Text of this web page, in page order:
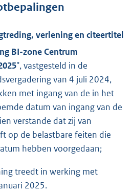
verlening en citeertitel
BI-zone Centrum
", vastgesteld in de
van 4 juli 2024,
met ingang van de in het
datum van ingang van de
verstande dat zij van
op de belastbare feiten die
hebben voorgedaan;
treedt in werking met
2025.